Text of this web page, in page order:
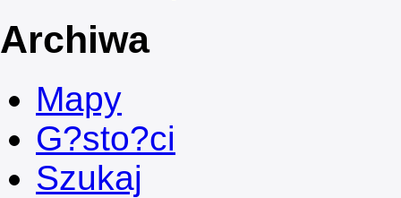
Archiwa
Mapy
G?sto?ci
Szukaj